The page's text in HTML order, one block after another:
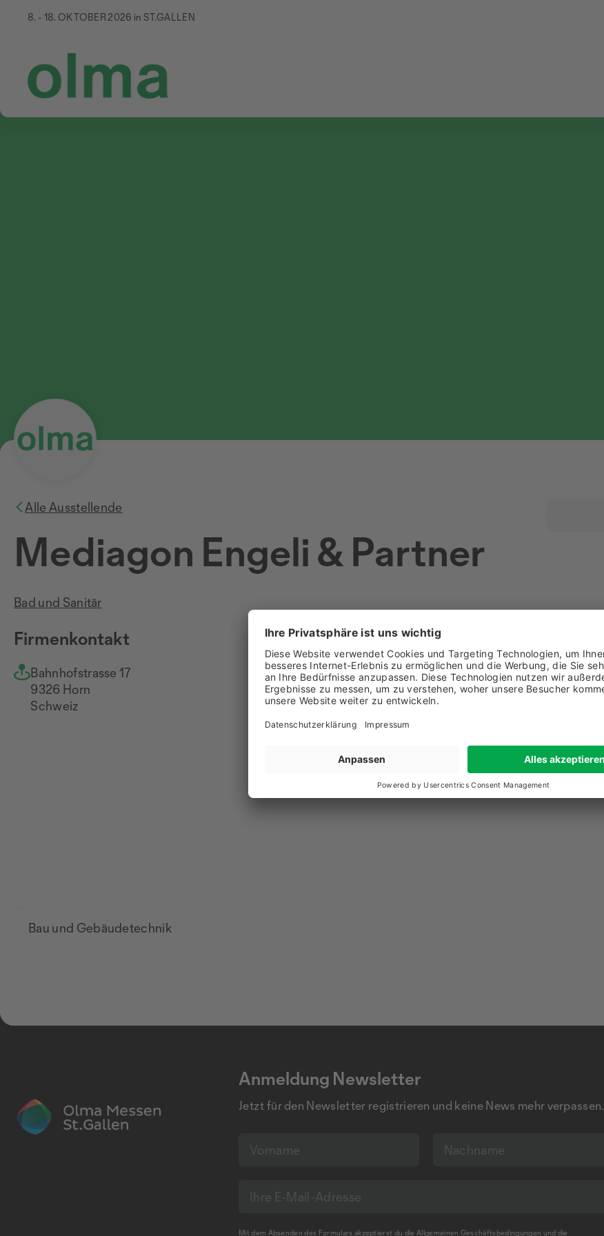
8. - 18. OKTOBER 2026 in ST.GALLEN
Alle Ausstellende
Mediagon Engeli & Partner
Bad und Sanitär
Firmenkontakt
Bahnhofstrasse 17
9326 Horn
Schweiz
+41 71 846 88 40
Nachricht senden
www.mediagon.ch
Bau und Gebäudetechnik
Anmeldung Newsletter
Jetzt für den Newsletter registrieren und keine News mehr verpassen.
Mit dem Absenden des Formulars akzeptierst du die Allgemeinen Geschäftsbedingungen und die